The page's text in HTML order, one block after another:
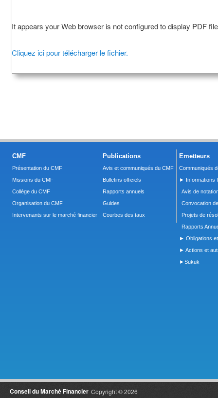
It appears your Web browser is not configured to display PDF
Cliquez ici pour télécharger le fichier.
CMF
Présentation du CMF
Missions du CMF
Collège du CMF
Organisation du CMF
Intervenants sur le marché financier
Publications
Avis et communiqués du CMF
Bulletins officiels
Rapports annuels
Guides
Courbes des taux
Emetteurs
Communiqués
► Informations
Avis de
Convocation
Projets de
Rapports
► Obligations
► Actions et
►Sukuk
Copyright © 2026
Conseil du Marché Financier